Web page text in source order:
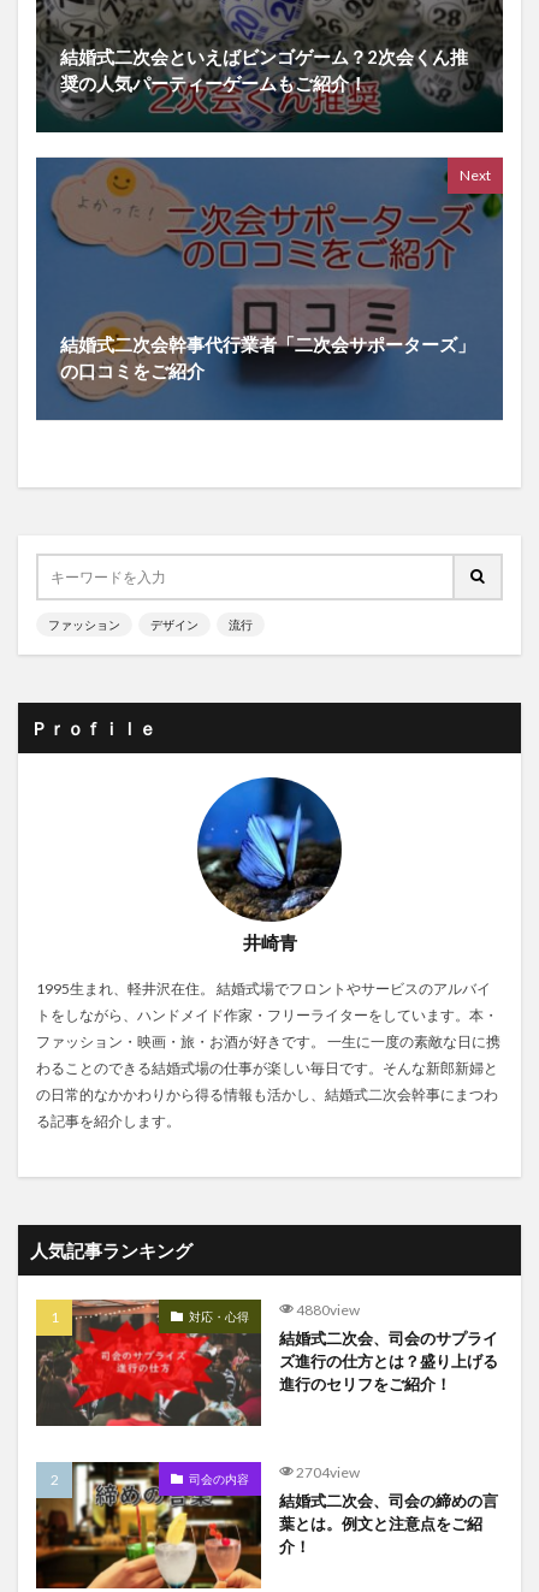
結婚式二次会といえばビンゴゲーム？2次会くん推
奨の人気パーティーゲームもご紹介！
Next
結婚式二次会幹事代行業者「二次会サポーターズ」
の口コミをご紹介
ファッション デザイン 流行
Ｐｒｏｆｉｌｅ
井崎青
1995生まれ、軽井沢在住。 結婚式場でフロントやサービスのアルバイ
トをしながら、ハンドメイド作家・フリーライターをしています。本・
ファッション・映画・旅・お酒が好きです。 一生に一度の素敵な日に携
わることのできる結婚式場の仕事が楽しい毎日です。そんな新郎新婦と
の日常的なかかわりから得る情報も活かし、結婚式二次会幹事にまつわ
る記事を紹介します。
人気記事ランキング
対応・心得 4880view
結婚式二次会、司会のサプライ
ズ進行の仕方とは？盛り上げる
進行のセリフをご紹介！
司会の内容 2704view
結婚式二次会、司会の締めの言
葉とは。例文と注意点をご紹
介！